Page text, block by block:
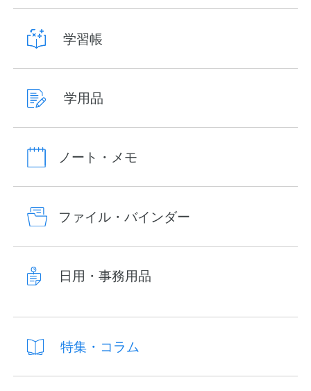
学習帳
学用品
ノート・メモ
ファイル・バインダー
日用・事務用品
特集・コラム